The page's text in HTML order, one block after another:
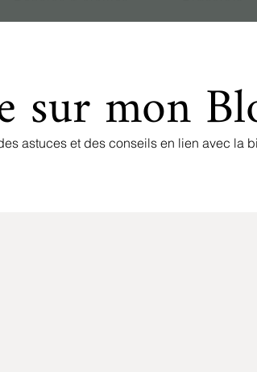
sur mon
astuces et des conseils en lien avec la